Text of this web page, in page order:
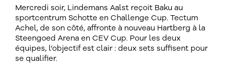
Mercredi soir, Lindemans Aalst reçoit Baku au
sportcentrum Schotte en Challenge Cup. Tectum
Achel, de son côté, affronte à nouveau Hartberg à la
Steengoed Arena en CEV Cup. Pour les deux
équipes, l’objectif est clair : deux sets suffisent pour
se qualifier.